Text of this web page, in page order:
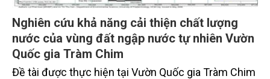
Nghiên cứu khả năng cải thiện chất lượng
nước của vùng đất ngập nước tự nhiên Vườn
Quốc gia Tràm Chim
Đề tài được thực hiện tại Vườn Quốc gia Tràm Chim